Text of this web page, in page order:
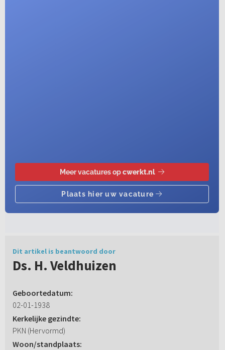
Dit artikel is beantwoord door
Ds. H. Veldhuizen
Geboortedatum:
02-01-1938
Kerkelijke gezindte:
PKN (Hervormd)
Woon/standplaats: